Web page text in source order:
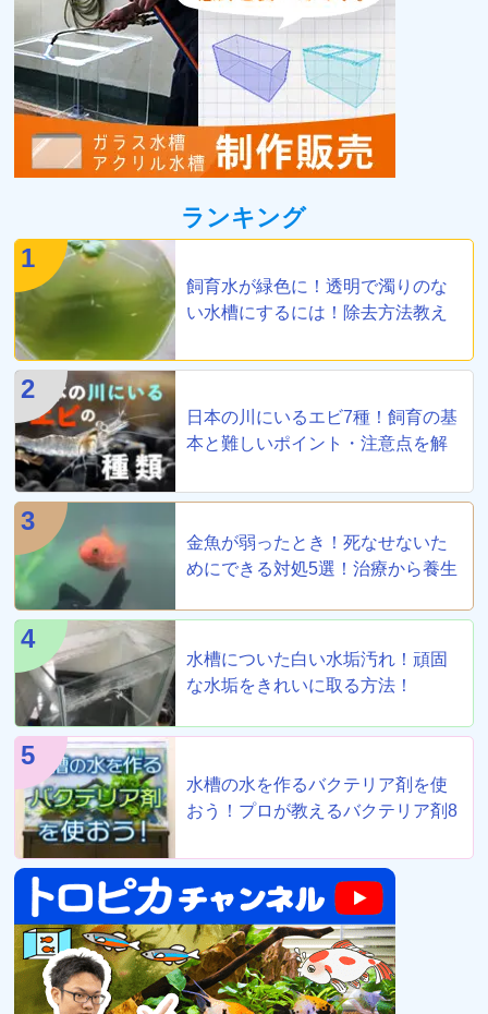
ランキング
1
飼育水が緑色に！透明で濁りのな
い水槽にするには！除去方法教え
2
日本の川にいるエビ7種！飼育の基
本と難しいポイント・注意点を解
3
金魚が弱ったとき！死なせないた
めにできる対処5選！治療から養生
4
水槽についた白い水垢汚れ！頑固
な水垢をきれいに取る方法！
5
水槽の水を作るバクテリア剤を使
おう！プロが教えるバクテリア剤8